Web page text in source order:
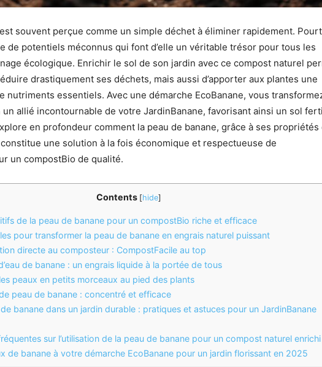
souvent perçue comme un simple déchet à éliminer rapidement.
de potentiels méconnus qui font d’elle un véritable trésor pour tous les
écologique. Enrichir le sol de son jardin avec ce compost naturel
drastiquement ses déchets, mais aussi d’apporter aux plantes une
nutriments essentiels. Avec une démarche EcoBanane, vous
un allié incontournable de votre JardinBanane, favorisant ainsi un sol
en profondeur comment la peau de banane, grâce à ses propriétés
une solution à la fois économique et respectueuse de
un compostBio de qualité.
Contents [hide]
de la peau de banane pour un compostBio riche et efficace
pour transformer la peau de banane en engrais naturel puissant
directe au composteur : CompostFacile au top
de banane : un engrais liquide à la portée de tous
peaux en petits morceaux au pied des plants
peau de banane : concentré et efficace
banane dans un jardin durable : pratiques et astuces pour un JardinBanane
sur l’utilisation de la peau de banane pour un compost naturel enrichi
de banane à votre démarche EcoBanane pour un jardin florissant en 2025